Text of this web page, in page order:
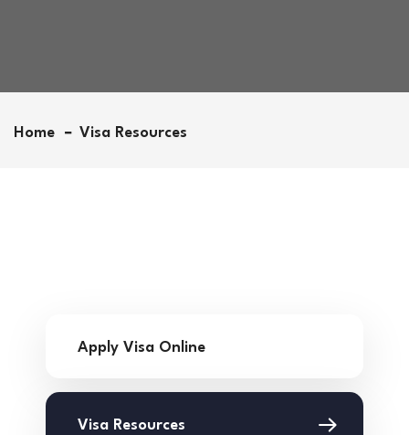
Home Visa Resources
Apply Visa Online
Visa Resources